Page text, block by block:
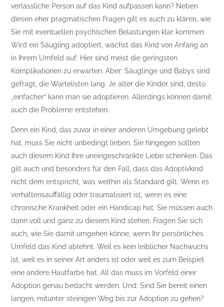
verlässliche Person auf das Kind aufpassen kann? Neben
diesen eher pragmatischen Fragen gilt es auch zu klären, wie
Sie mit eventuellen psychischen Belastungen klar kommen.
Wird ein Säugling adoptiert, wächst das Kind von Anfang an
in Ihrem Umfeld auf. Hier sind meist die geringsten
Komplikationen zu erwarten. Aber: Säuglinge und Babys sind
gefragt, die Wartelisten lang. Je älter die Kinder sind, desto
„einfacher“ kann man sie adoptieren. Allerdings können damit
auch die Probleme entstehen.
Denn ein Kind, das zuvor in einer anderen Umgebung gelebt
hat, muss Sie nicht unbedingt lieben. Sie hingegen sollten
auch diesem Kind Ihre uneingeschränkte Liebe schenken. Das
gilt auch und besonders für den Fall, dass das Adoptivkind
nicht dem entspricht, was weithin als Standard gilt. Wenn es
verhaltensauffällig oder traumatisiert ist, wenn es eine
chronische Krankheit oder ein Handicap hat. Sie müssen auch
dann voll und ganz zu diesem Kind stehen. Fragen Sie sich
auch, wie Sie damit umgehen könne, wenn Ihr persönliches
Umfeld das Kind ablehnt. Weil es kein leiblicher Nachwuchs
ist, weil es in seiner Art anders ist oder weil es zum Beispiel
eine andere Hautfarbe hat. All das muss im Vorfeld einer
Adoption genau bedacht werden. Und: Sind Sie bereit einen
langen, mitunter steinigen Weg bis zur Adoption zu gehen?